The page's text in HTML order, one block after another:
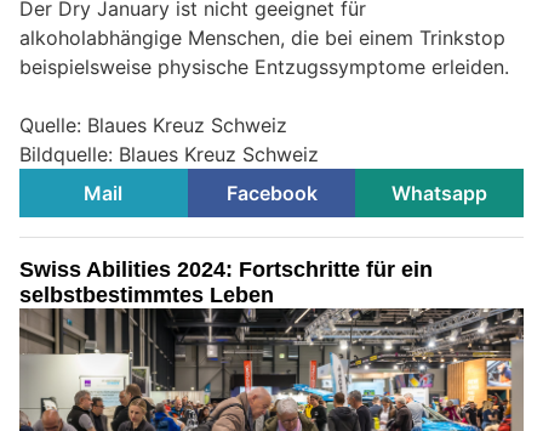
Der Dry January ist nicht geeignet für
alkoholabhängige Menschen, die bei einem Trinkstop
beispielsweise physische Entzugssymptome erleiden.
Quelle: Blaues Kreuz Schweiz
Bildquelle: Blaues Kreuz Schweiz
Mail
Facebook Whatsapp
Swiss Abilities 2024: Fortschritte für ein
selbstbestimmtes Leben